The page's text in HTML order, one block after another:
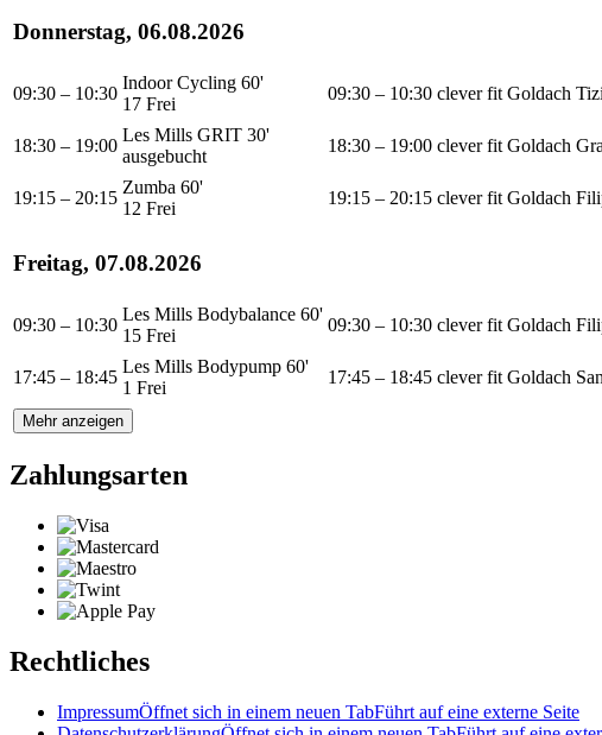
Donnerstag, 06.08.2026
09:30 – 10:30
Indoor Cycling 60'
17 Frei
09:30 – 10:30 clever fit Goldach
18:30 – 19:00
Les Mills GRIT 30'
ausgebucht
18:30 – 19:00 clever fit Goldach
19:15 – 20:15
Zumba 60'
12 Frei
19:15 – 20:15 clever fit Goldach
Freitag, 07.08.2026
09:30 – 10:30
Les Mills Bodybalance 60'
15 Frei
09:30 – 10:30 clever fit Goldach
17:45 – 18:45
Les Mills Bodypump 60'
1 Frei
17:45 – 18:45 clever fit Goldach
Mehr anzeigen
Zahlungsarten
Rechtliches
ImpressumÖffnet sich in einem neuen TabFührt auf eine externe Seite